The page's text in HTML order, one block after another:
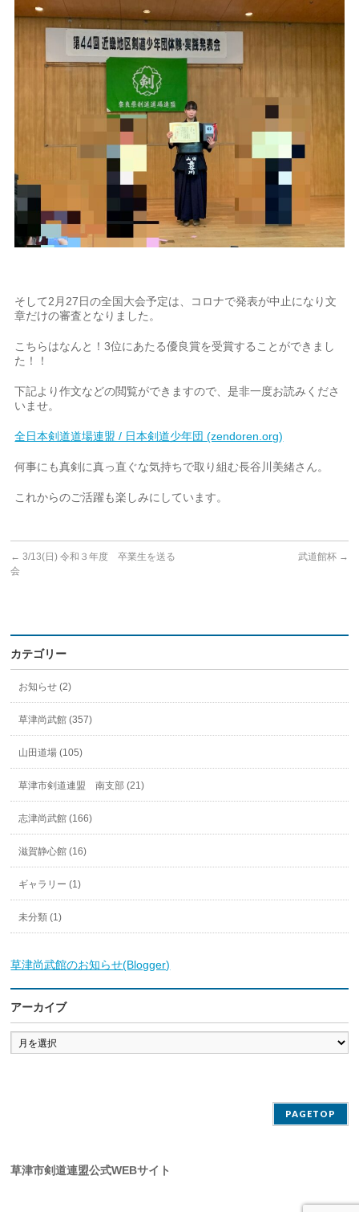
そして2月27日の全国大会予定は、コロナで発表が中止になり文
章だけの審査となりました。
こちらはなんと！3位にあたる優良賞を受賞することができまし
た！！
下記より作文などの閲覧ができますので、是非一度お読みくださ
いませ。
全日本剣道道場連盟 / 日本剣道少年団 (zendoren.org)
何事にも真剣に真っ直ぐな気持ちで取り組む長谷川美緒さん。
これからのご活躍も楽しみにしています。
← 3/13(日) 令和３年度 卒業生を送る
会
武道館杯 →
カテゴリー
お知らせ (2)
草津尚武館 (357)
山田道場 (105)
草津市剣道連盟 南支部 (21)
志津尚武館 (166)
滋賀静心館 (16)
ギャラリー (1)
未分類 (1)
草津尚武館のお知らせ(Blogger)
アーカイブ
ア
ー
PAGETOP
草津市剣道連盟公式WEBサイト